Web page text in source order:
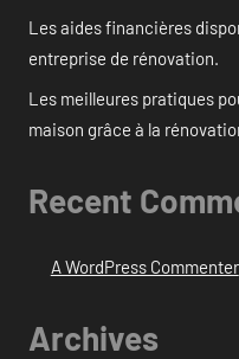
Les aides financières
entreprise de rénovation.
Les meilleures pratiques
maison grâce à la
Recent
A WordPress Commenter
Archives